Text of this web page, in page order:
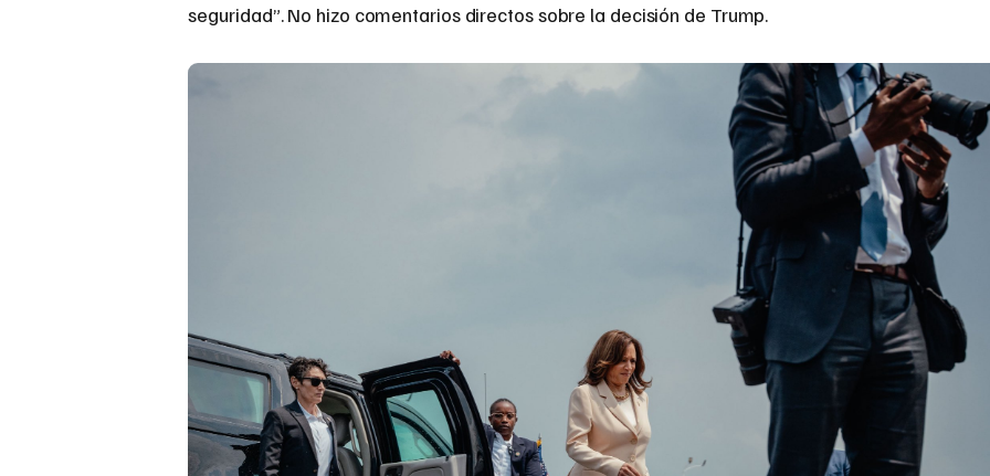
seguridad”. No hizo comentarios directos sobre la decisión de Trump.